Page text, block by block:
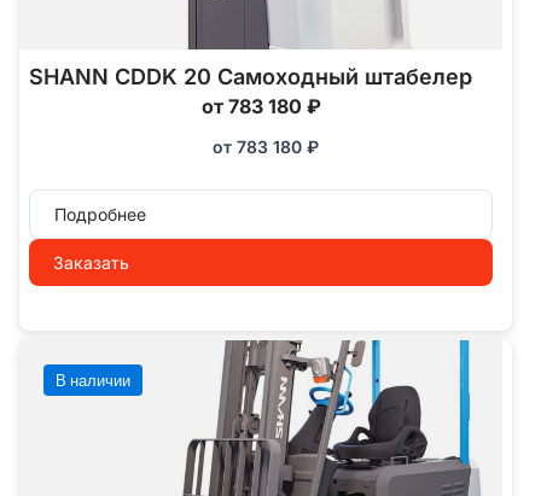
SHANN CDDK 20 Самоходный штабелер
от 783 180 ₽
от 783 180 ₽
Подробнее
Заказать
В наличии